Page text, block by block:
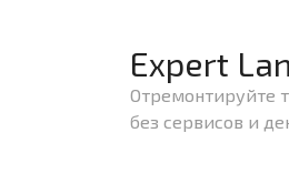
Expert
Отремонтируйте
без сервисов и